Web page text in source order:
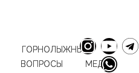
ГОРНОЛЫЖНЫЕ
ВОПРОСЫ
МЕДИА